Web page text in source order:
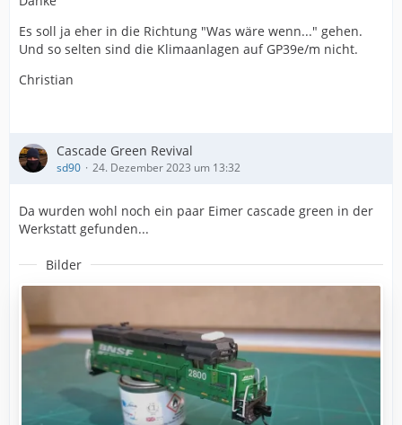
Es soll ja eher in die Richtung "Was wäre wenn..." gehen.
Und so selten sind die Klimaanlagen auf GP39e/m nicht.
Christian
Cascade Green Revival
sd90 24. Dezember 2023 um 13:32
Da wurden wohl noch ein paar Eimer cascade green in der
Werkstatt gefunden...
Bilder